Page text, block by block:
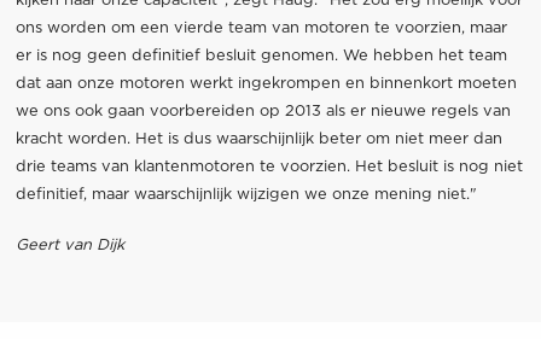
ons worden om een vierde team van motoren te voorzien, maar
er is nog geen definitief besluit genomen. We hebben het team
dat aan onze motoren werkt ingekrompen en binnenkort moeten
we ons ook gaan voorbereiden op 2013 als er nieuwe regels van
kracht worden. Het is dus waarschijnlijk beter om niet meer dan
drie teams van klantenmotoren te voorzien. Het besluit is nog niet
definitief, maar waarschijnlijk wijzigen we onze mening niet."
Geert van Dijk